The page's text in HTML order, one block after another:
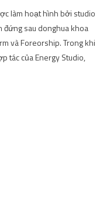
làm hoạt hình bởi studio
đứng sau donghua khoa
và Foreorship. Trong khi
tác của Energy Studio,